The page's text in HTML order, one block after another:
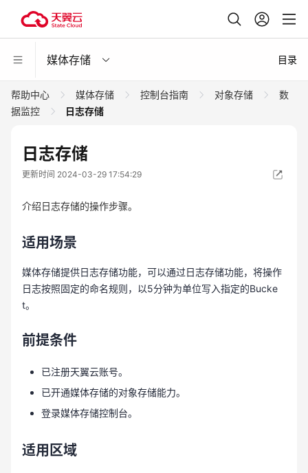
媒体存储 目录
帮助中心 媒体存储 控制台指南 对象存储
数
据监控
日志存储
日志存储
更新时间 2024-03-29 17:54:29
介绍日志存储的操作步骤。
适用场景
媒体存储提供日志存储功能，可以通过日志存储功能，将操作
日志按照固定的命名规则，以5分钟为单位写入指定的Bucke
t。
前提条件
已注册天翼云账号。
已开通媒体存储的对象存储能力。
登录媒体存储控制台。
适用区域